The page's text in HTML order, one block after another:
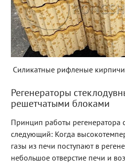
Силикатные рифленые
Регенераторы
решетчатыми блоками
Принцип работы регенератора
следующий: Когда
газы из печи поступают в
небольшое отверстие печи и